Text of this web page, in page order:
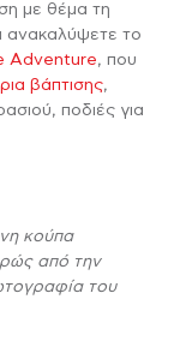
με θέμα τη
ανακαλύψετε το
Adventure, που
βάπτισης,
ποδιές για
κούπα
από την
του